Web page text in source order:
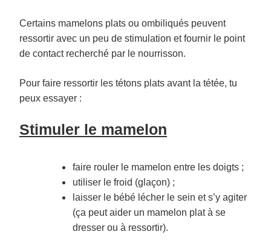
Certains mamelons plats ou ombiliqués peuvent
ressortir avec un peu de stimulation et fournir le point
de contact recherché par le nourrisson.
Pour faire ressortir les tétons plats avant la tétée, tu
peux essayer :
Stimuler le mamelon
faire rouler le mamelon entre les doigts ;
utiliser le froid (glaçon) ;
laisser le bébé lécher le sein et s’y agiter
(ça peut aider un mamelon plat à se
dresser ou à ressortir).